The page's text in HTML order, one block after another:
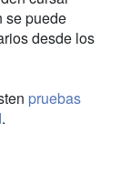
se puede
desde los
pruebas
.